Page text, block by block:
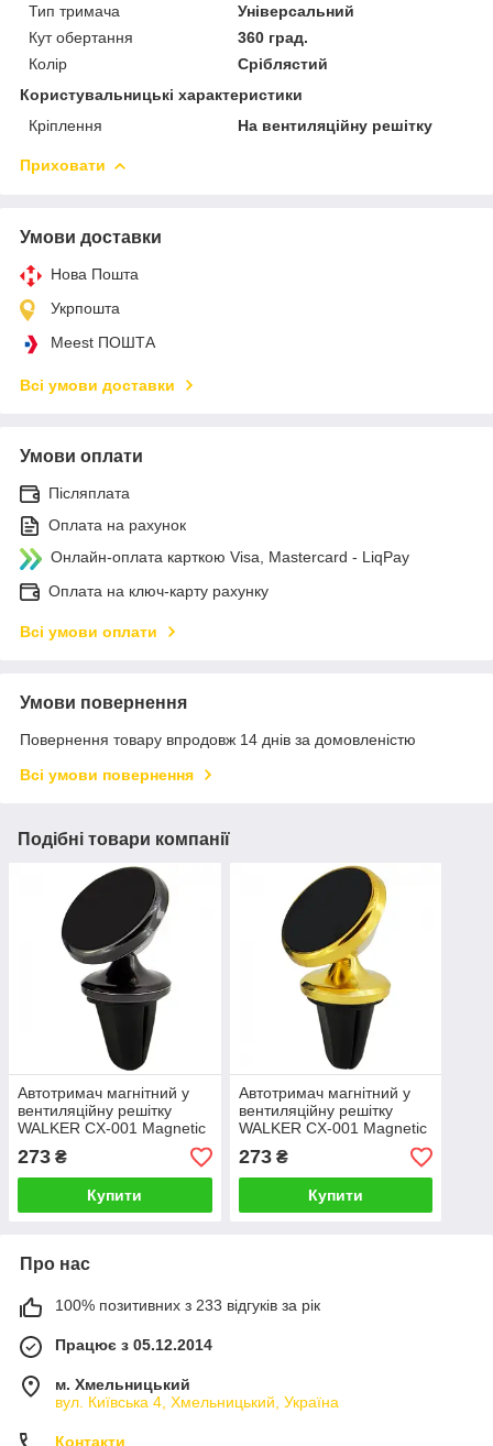
Тип тримача
Універсальний
Кут обертання
360 град.
Колір
Сріблястий
Користувальницькі характеристики
Кріплення
На вентиляційну решітку
Приховати
Умови доставки
Нова Пошта
Укрпошта
Meest ПОШТА
Всі умови доставки
Умови оплати
Післяплата
Оплата на рахунок
Онлайн-оплата карткою Visa, Mastercard - LiqPay
Оплата на ключ-карту рахунку
Всі умови оплати
Умови повернення
Повернення товару впродовж 14 днів за домовленістю
Всі умови повернення
Подібні товари компанії
Автотримач магнітний у
вентиляційну решітку
WALKER CX-001 Magnetic
360 Black
273 ₴
Купити
Автотримач магнітний у
вентиляційну решітку
WALKER CX-001 Magnetic
360 Gold
273₴
Купити
Про нас
100% позитивних з 233 відгуків за рік
Працює з 05.12.2014
м. Хмельницький
вул. Київська 4, Хмельницький, Україна
Контакти